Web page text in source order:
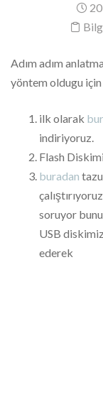
Adım adım
yöntem oldugu
ilk olarak
indiriyoruz.
Flash
buradan
soruyor
USB
ederek